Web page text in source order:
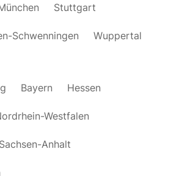
Stuttgart
Schwenningen Wuppertal
Bayern Hessen
Westfalen
Sachsen-Anhalt